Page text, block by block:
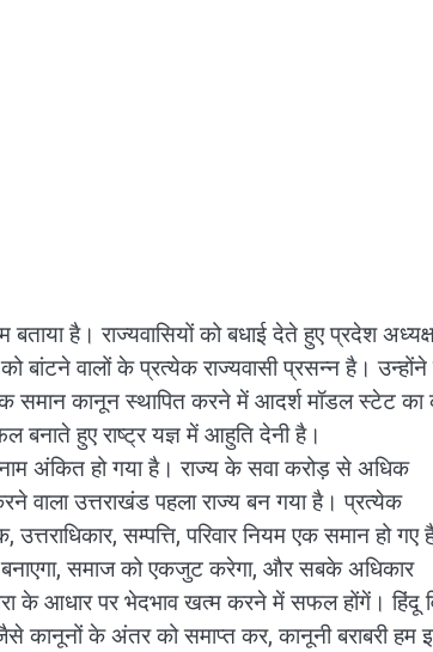
है। राज्यवासियों को बधाई देते हुए प्रदेश
वालों के प्रत्येक राज्यवासी प्रसन्न है। उन्होंने
समान कानून स्थापित करने में आदर्श मॉडल स्टेट का
हुए राष्ट्र यज्ञ में आहुति देनी है।
अंकित हो गया है। राज्य के सवा करोड़ से अधिक
वाला उत्तराखंड पहला राज्य बन गया है। प्रत्येक
सम्पत्ति, परिवार नियम एक समान हो गए
बनाएगा, समाज को एकजुट करेगा, और सबके अधिकार
के आधार पर भेदभाव खत्म करने में सफल होंगें। हिंदू
कानूनों के अंतर को समाप्त कर, कानूनी बराबरी हम